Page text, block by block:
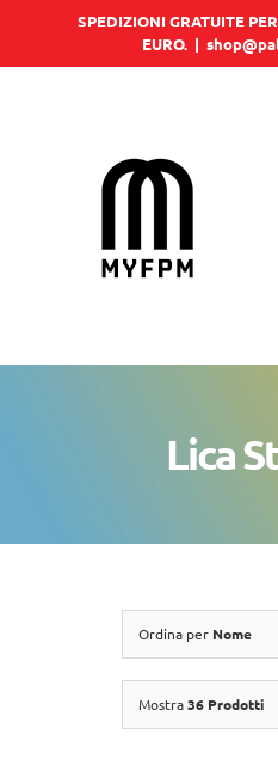
SPEDIZIONI GRATUITE
EURO. |
Lica
Ordina per Nome
Mostra36 Prodotti